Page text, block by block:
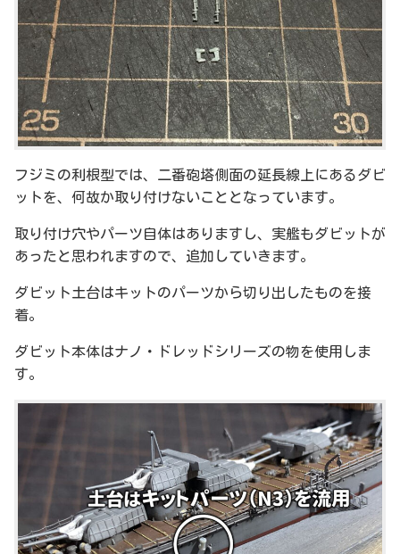
フジミの利根型では、二番砲塔側面の延長線上にあるダビ
ットを、何故か取り付けないこととなっています。
取り付け穴やパーツ自体はありますし、実艦もダビットが
あったと思われますので、追加していきます。
ダビット土台はキットのパーツから切り出したものを接
着。
ダビット本体はナノ・ドレッドシリーズの物を使用しま
す。